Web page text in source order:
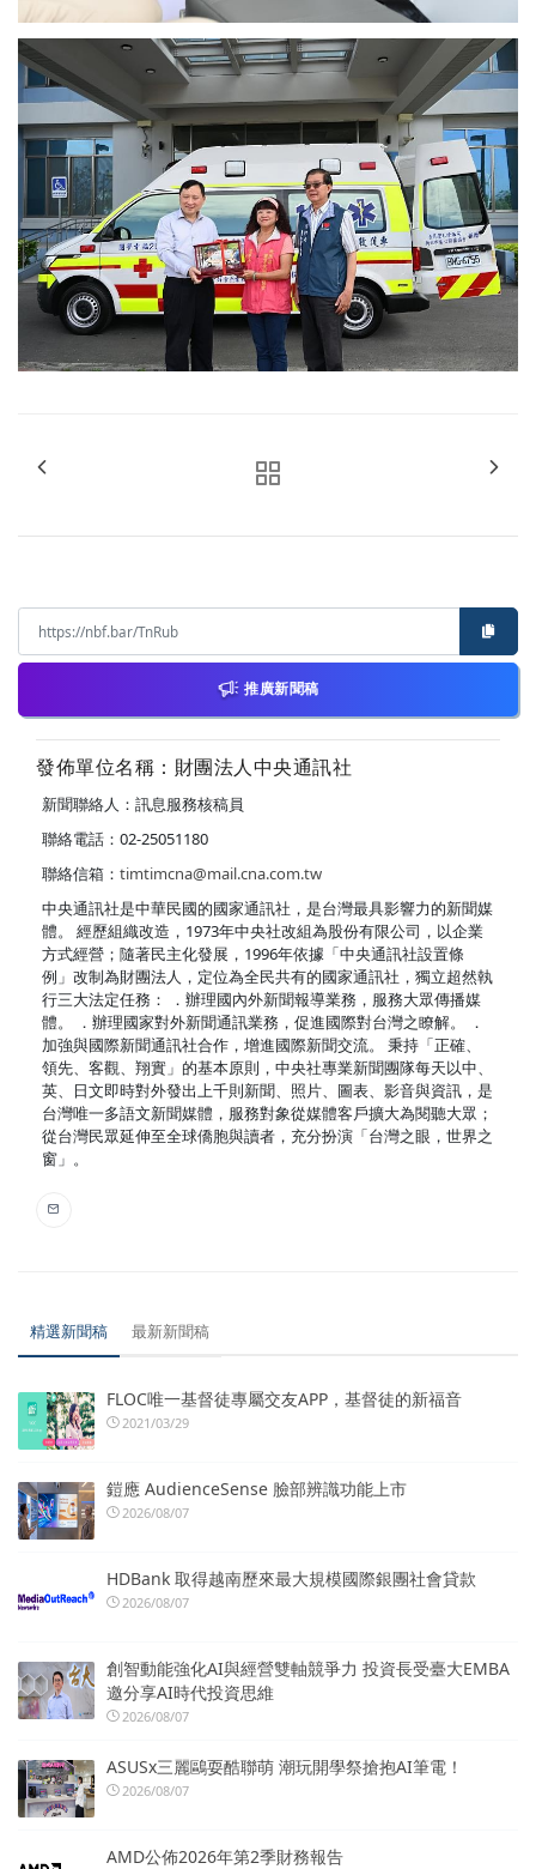
推廣新聞稿
發佈單位名稱：財團法人中央通訊社
新聞聯絡人：訊息服務核稿員
聯絡電話：02-25051180
聯絡信箱： timtimcna@mail.cna.com.tw
中央通訊社是中華民國的國家通訊社，是台灣最具影響力的新聞媒
體。 經歷組織改造，1973年中央社改組為股份有限公司，以企業
方式經營；隨著民主化發展，1996年依據「中央通訊社設置條
例」改制為財團法人，定位為全民共有的國家通訊社，獨立超然執
行三大法定任務： ．辦理國內外新聞報導業務，服務大眾傳播媒
體。 ．辦理國家對外新聞通訊業務，促進國際對台灣之瞭解。 ．
加強與國際新聞通訊社合作，增進國際新聞交流。 秉持「正確、
領先、客觀、翔實」的基本原則，中央社專業新聞團隊每天以中、
英、日文即時對外發出上千則新聞、照片、圖表、影音與資訊，是
台灣唯一多語文新聞媒體，服務對象從媒體客戶擴大為閱聽大眾；
從台灣民眾延伸至全球僑胞與讀者，充分扮演「台灣之眼，世界之
窗」。
精選新聞稿 最新新聞稿
FLOC唯一基督徒專屬交友APP，基督徒的新福音
2021/03/29
鎧應 AudienceSense 臉部辨識功能上市
2026/08/07
HDBank 取得越南歷來最大規模國際銀團社會貸款
2026/08/07
創智動能強化AI與經營雙軸競爭力 投資長受臺大EMBA
邀分享AI時代投資思維
2026/08/07
ASUSx三麗鷗耍酷聯萌 潮玩開學祭搶抱AI筆電！
2026/08/07
AMD公佈2026年第2季財務報告